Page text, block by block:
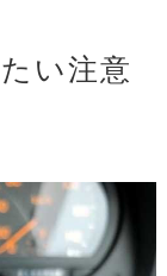
い注意